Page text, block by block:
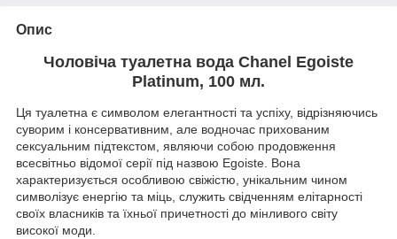
Опис
Чоловіча туалетна вода Chanel Egoiste
Platinum, 100 мл.
Ця туалетна є символом елегантності та успіху, відрізняючись
суворим і консервативним, але водночас прихованим
сексуальним підтекстом, являючи собою продовження
всесвітньо відомої серії під назвою Egoiste. Вона
характеризується особливою свіжістю, унікальним чином
символізує енергію та міць, служить свідченням елітарності
своїх власників та їхньої причетності до мінливого світу
високої моди.